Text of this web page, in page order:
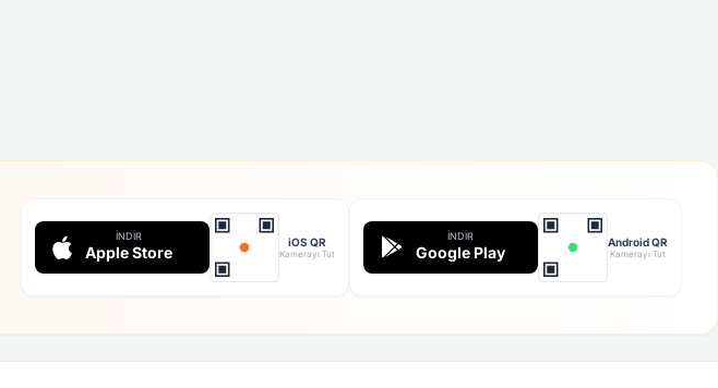
İNDIR
Apple Store
iOS QR
Kamerayı Tut
İNDIR
Google Play
Android QR
Kamerayı Tut